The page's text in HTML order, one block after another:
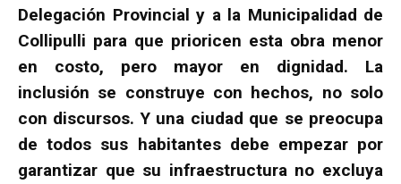
Delegación Provincial y a la Municipalidad de
Collipulli para que prioricen esta obra menor
en costo, pero mayor en dignidad. La
inclusión se construye con hechos, no solo
con discursos. Y una ciudad que se preocupa
de todos sus habitantes debe empezar por
garantizar que su infraestructura no excluya